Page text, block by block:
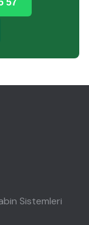
57
Sistemleri